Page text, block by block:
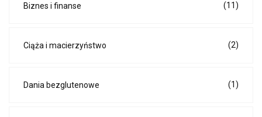
Biznes i finanse (11)
Ciąża i macierzyństwo (2)
Dania bezglutenowe (1)